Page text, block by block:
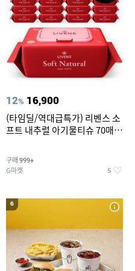
12% 16,900
(타임딜/역대급특가) 리벤스 소
프트 내추럴 아기물티슈 70매
구매 999+
G마켓 5
6